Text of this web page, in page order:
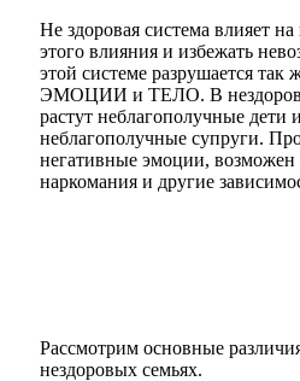
Не здоровая система влияет на
этого влияния и избежать
этой системе разрушается
ЭМОЦИИ и ТЕЛО. В
растут неблагополучные дети
неблагополучные супруги.
негативные эмоции, возможен
наркомания и другие
Рассмотрим основные
нездоровых семьях.